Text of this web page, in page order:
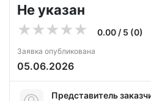
Не указан
0.00 / 5 (0)
Заявка опубликована
05.06.2026
Представитель